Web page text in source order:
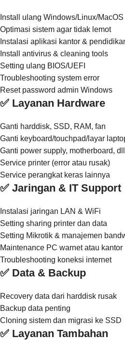
Install ulang Windows/Linux/MacOS
Optimasi sistem agar tidak lemot
Instalasi aplikasi kantor &
Install antivirus & cleaning tools
Setting ulang BIOS/UEFI
Troubleshooting system error
Reset password admin Windows
✅ Layanan Hardware
Ganti harddisk, SSD, RAM, fan
Ganti keyboard/touchpad/layar
Ganti power supply, motherboard, dll
Service printer (error atau rusak)
Service perangkat keras lainnya
✅ Jaringan & IT Support
Instalasi jaringan LAN & WiFi
Setting sharing printer dan data
Setting Mikrotik & manajemen
Maintenance PC warnet atau kantor
Troubleshooting koneksi internet
✅ Data & Backup
Recovery data dari harddisk rusak
Backup data penting
Cloning sistem dan migrasi ke SSD
✅ Layanan Tambahan